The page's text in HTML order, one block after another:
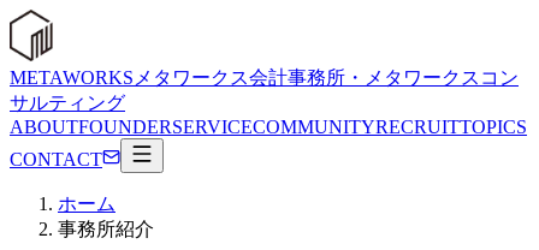
METAWORKS メタワークス会計事務所・メタワークスコン
サルティング
ABOUTFOUNDERSERVICECOMMUNITYRECRUITTOPICS
CONTACT
ホーム
事務所紹介